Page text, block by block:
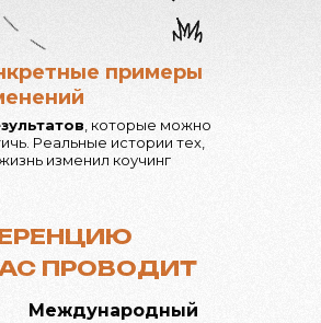
примеры
, которые можно
Реальные истории тех,
изменил коучинг
ПРОВОДИТ
Международный